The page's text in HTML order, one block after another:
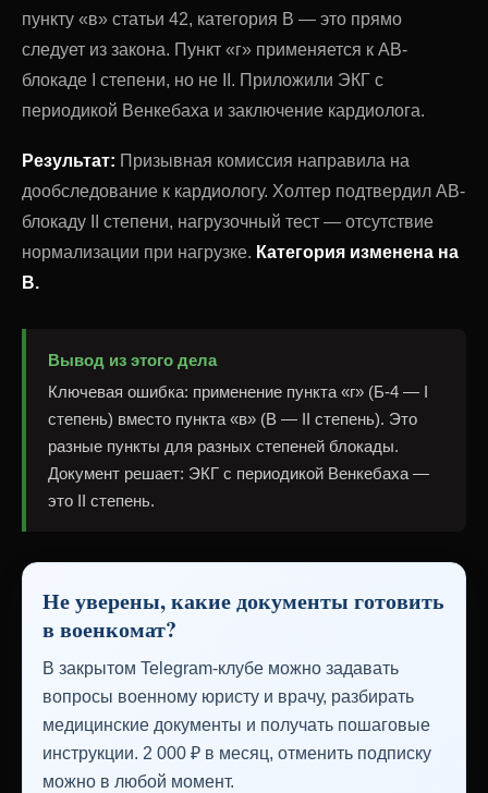
пункту «в» статьи 42, категория В — это прямо
следует из закона. Пункт «г» применяется к АВ-
блокаде I степени, но не II. Приложили ЭКГ с
периодикой Венкебаха и заключение кардиолога.
Результат: Призывная комиссия направила на
дообследование к кардиологу. Холтер подтвердил АВ-
блокаду II степени, нагрузочный тест — отсутствие
нормализации при нагрузке. Категория изменена на
В.
Вывод из этого дела
Ключевая ошибка: применение пункта «г» (Б-4 — I
степень) вместо пункта «в» (В — II степень). Это
разные пункты для разных степеней блокады.
Документ решает: ЭКГ с периодикой Венкебаха —
это II степень.
Не уверены, какие документы готовить
в военкомат?
В закрытом Telegram-клубе можно задавать
вопросы военному юристу и врачу, разбирать
медицинские документы и получать пошаговые
инструкции. 2 000 ₽ в месяц, отменить подписку
можно в любой момент.